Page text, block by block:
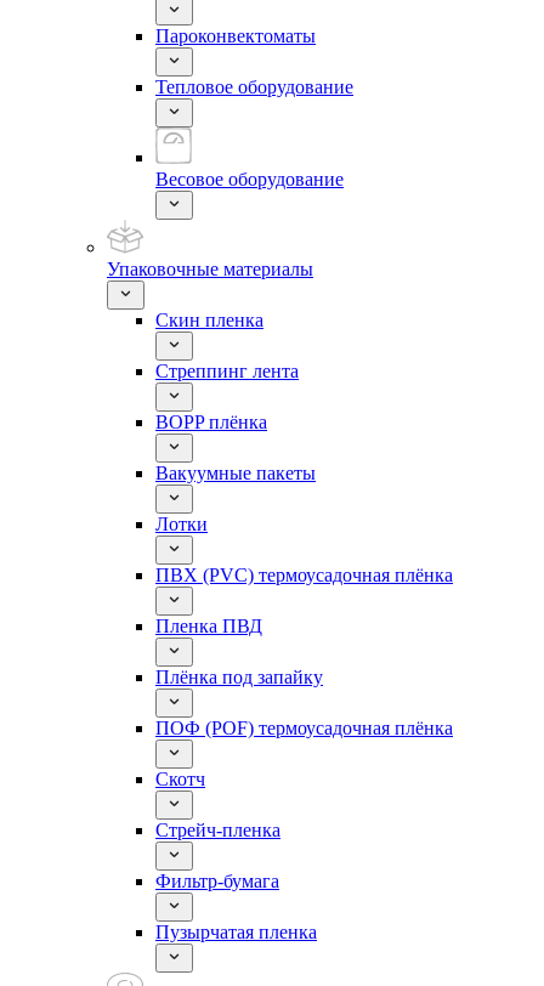
Пароконвектоматы
Тепловое оборудование
Весовое оборудование
Упаковочные материалы
Скин пленка
Стреппинг лента
BOPP плёнка
Вакуумные пакеты
Лотки
ПВХ (PVC) термоусадочная плёнка
Пленка ПВД
Плёнка под запайку
ПОФ (POF) термоусадочная плёнка
Скотч
Стрейч-пленка
Фильтр-бумага
Пузырчатая пленка